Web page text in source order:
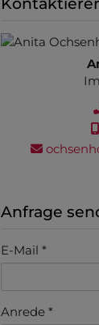
Anfrage
E-Mail
Anrede